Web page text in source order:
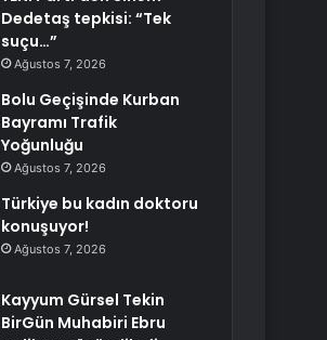
Dedetaş tepkisi: “Tek
suçu…”
Ağustos 7, 2026
Bolu Geçişinde Kurban
Bayramı Trafik
Yoğunluğu
Ağustos 7, 2026
Türkiye bu kadın doktoru
konuşuyor!
Ağustos 7, 2026
Kayyum Gürsel Tekin
BirGün Muhabiri Ebru